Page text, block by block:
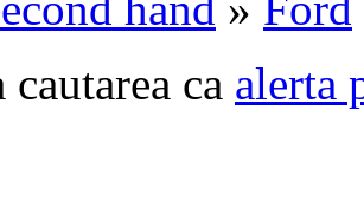
cautarea ca alerta